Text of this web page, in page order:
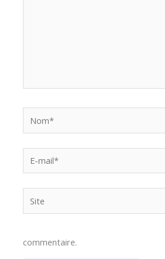
mail*
commentaire.